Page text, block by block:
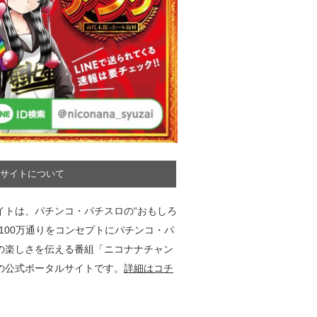
イトについて
トは、パチンコ・パチスロの“おもしろ
万通りをコンセプトにパチンコ・パ
楽しさを伝える番組「ニコナナチャン
公式ポータルサイトです。 詳細はコチ